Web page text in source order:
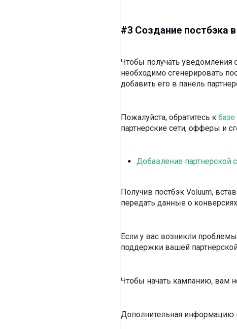
#3 Создание постбэка
Чтобы получать уведомления
необходимо сгенерировать
добавить его в панель
Пожалуйста, обратитесь к базе
партнерские сети, офферы и
Добавление партнерской
Получив постбэк Voluum,
передать данные о
Если у вас возникли
поддержки вашей
Чтобы начать кампанию, вам
Дополнительная информацию